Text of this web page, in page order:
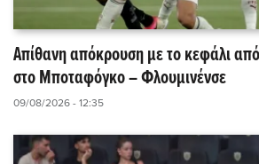
Απίθανη απόκρουση με το κεφάλι
στο Μποταφόγκο – Φλουμινένσε
09/08/2026 - 12:35